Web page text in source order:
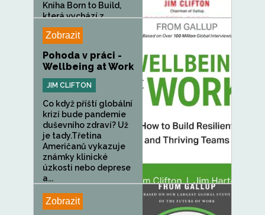
Kniha Born to Build,
která vychází z
celosvětového...
Zobrazit
Pohoda v práci -
Wellbeing at Work
JIM CLIFTON
Co když příští globální
krizí bude pandemie
duševního zdraví? Už
je tady.Třetina
Američanů vykazuje
známky klinické
úzkosti nebo deprese
a...
Zobrazit